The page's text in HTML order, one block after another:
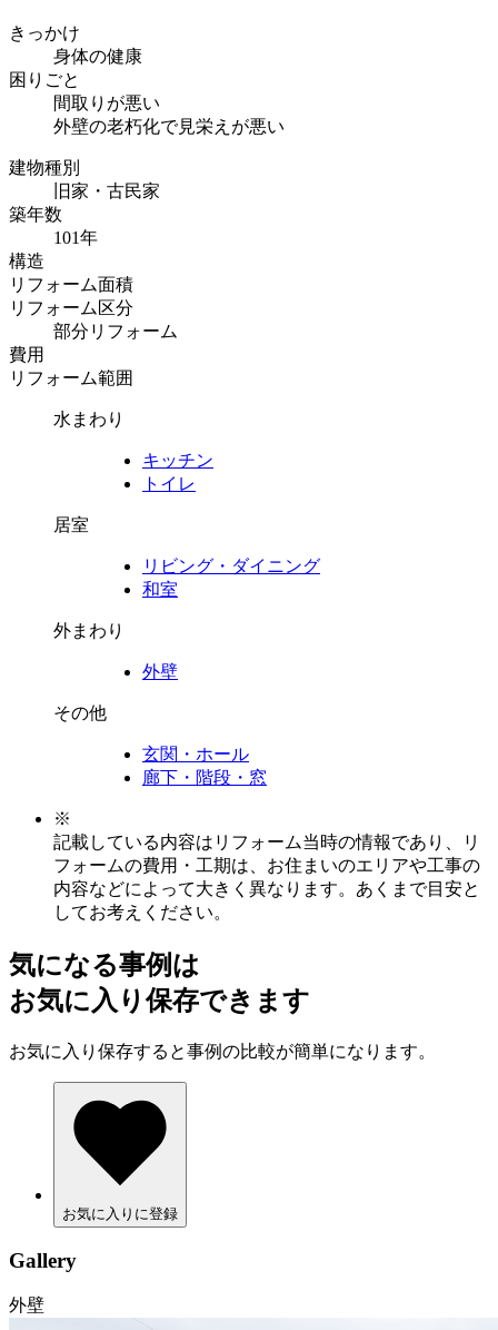
きっかけ
身体の健康
困りごと
間取りが悪い
外壁の老朽化で見栄えが悪い
建物種別
旧家・古民家
築年数
101年
構造
リフォーム面積
リフォーム区分
部分リフォーム
費用
リフォーム範囲
水まわり
キッチン
トイレ
居室
リビング・ダイニング
和室
外まわり
外壁
その他
玄関・ホール
廊下・階段・窓
※
記載している内容はリフォーム当時の情報であり、リ
フォームの費用・工期は、お住まいのエリアや工事の
内容などによって大きく異なります。あくまで目安と
してお考えください。
気になる事例は
お気に入り保存できます
お気に入り保存すると事例の比較が簡単になります。
お気に入りに登録
Gallery
外壁